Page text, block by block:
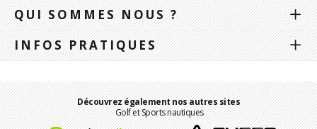
QUI SOMMES NOUS ?
INFOS PRATIQUES
Découvrez également nos autres sites
Golf et Sports nautiques